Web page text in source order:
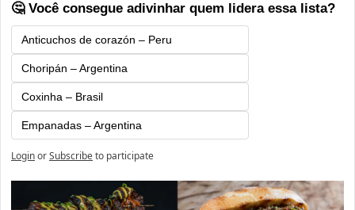
🤔 Você consegue adivinhar quem lidera essa lista?
Anticuchos de corazón – Peru
Choripán – Argentina
Coxinha – Brasil
Empanadas – Argentina
LoginorSubscribeto participate